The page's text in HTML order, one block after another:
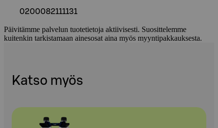
0200082111131
Päivitämme palvelun tuotetietoja aktiivisesti. Suosittelemme
kuitenkin tarkistamaan ainesosat aina myös myyntipakkauksesta.
Katso myös